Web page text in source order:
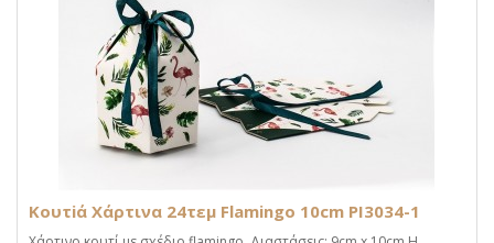
Κουτiά Χάρτινα 24τεμ Flamingo 10cm PI3034-1